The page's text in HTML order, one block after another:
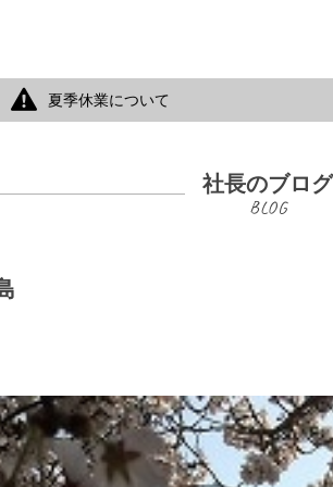
夏季休業について
社長のブログ